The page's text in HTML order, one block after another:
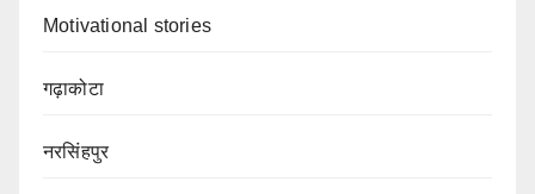
Motivational stories
गढ़ाकोटा
नरसिंहपुर